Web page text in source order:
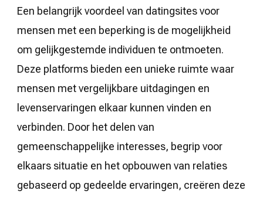
Een belangrijk voordeel van datingsites voor
mensen met een beperking is de mogelijkheid
om gelijkgestemde individuen te ontmoeten.
Deze platforms bieden een unieke ruimte waar
mensen met vergelijkbare uitdagingen en
levenservaringen elkaar kunnen vinden en
verbinden. Door het delen van
gemeenschappelijke interesses, begrip voor
elkaars situatie en het opbouwen van relaties
gebaseerd op gedeelde ervaringen, creëren deze